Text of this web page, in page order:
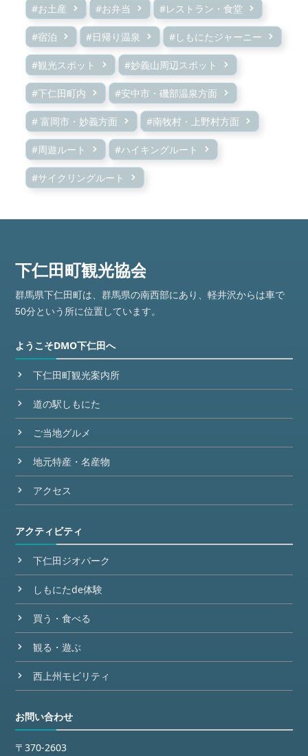
#お土産 #お弁当 #レストラン・食堂
#宿泊 #日帰り温泉 #しもにたジャーニー
#観光スポット #妙義山周辺スポット
#下仁田町内 #安中市・磯部温泉方面
# 富岡市・妙義方面 #南牧村・上野村方面
#周遊ルート #ハイキングルート
#サイクリングルート
群馬県下仁田町は、群馬県の南西部にあり、軽井沢からは車で
50分という所に位置しています。
ようこそDMO下仁田へ
下仁田町観光案内所
道の駅しもにた
ご当地グルメ
地元特産・名産物
アクセス
アクティビティ
下仁田ジオパーク
しもにたde体験
買う・食べる
観る・遊ぶ
西上州モビリティ
お問い合わせ
〒370-2603